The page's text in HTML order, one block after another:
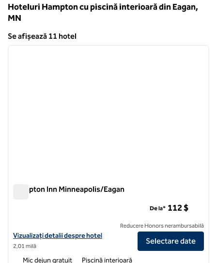
Hoteluri Hampton cu piscină interioară din Eagan,
MN
Se afișează 11 hotel
Se afișează 11 hotel
1 din 5
Hampton Inn Minneapolis/Eagan
Vizualizați detaliile hotelului Hampton Inn Minneapolis/Eagan
Vizualizați detalii despre hotel
2,01 milă
De la* 112 $
Reducere Honors nerambursabilă
Selectare date
Mic dejun gratuit Piscină interioară